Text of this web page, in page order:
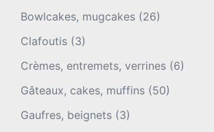
Bowlcakes, mugcakes (26)
Clafoutis (3)
Crèmes, entremets, verrines (6)
Gâteaux, cakes, muffins (50)
Gaufres, beignets (3)